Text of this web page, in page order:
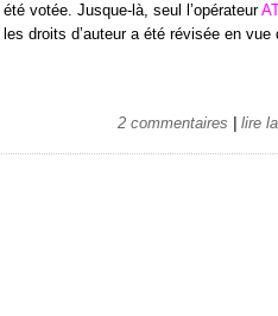
votée. Jusque-là, seul l’opérateur
droits d’auteur a été révisée en vue
2 commentaires lire